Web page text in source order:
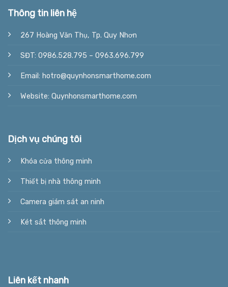
Thông tin liên hệ
267 Hoàng Văn Thụ, Tp. Quy Nhơn
SĐT: 0986.528.795 – 0963.696.799
Email: hotro@quynhonsmarthome.com
Website: Quynhonsmarthome.com
Dịch vụ chúng tôi
Khóa cửa thông minh
Thiết bị nhà thông minh
Camera giám sát an ninh
Két sắt thông minh
Liên kết nhanh